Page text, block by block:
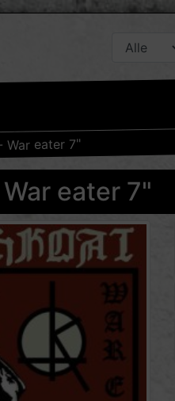
War eater 7"
eater 7"